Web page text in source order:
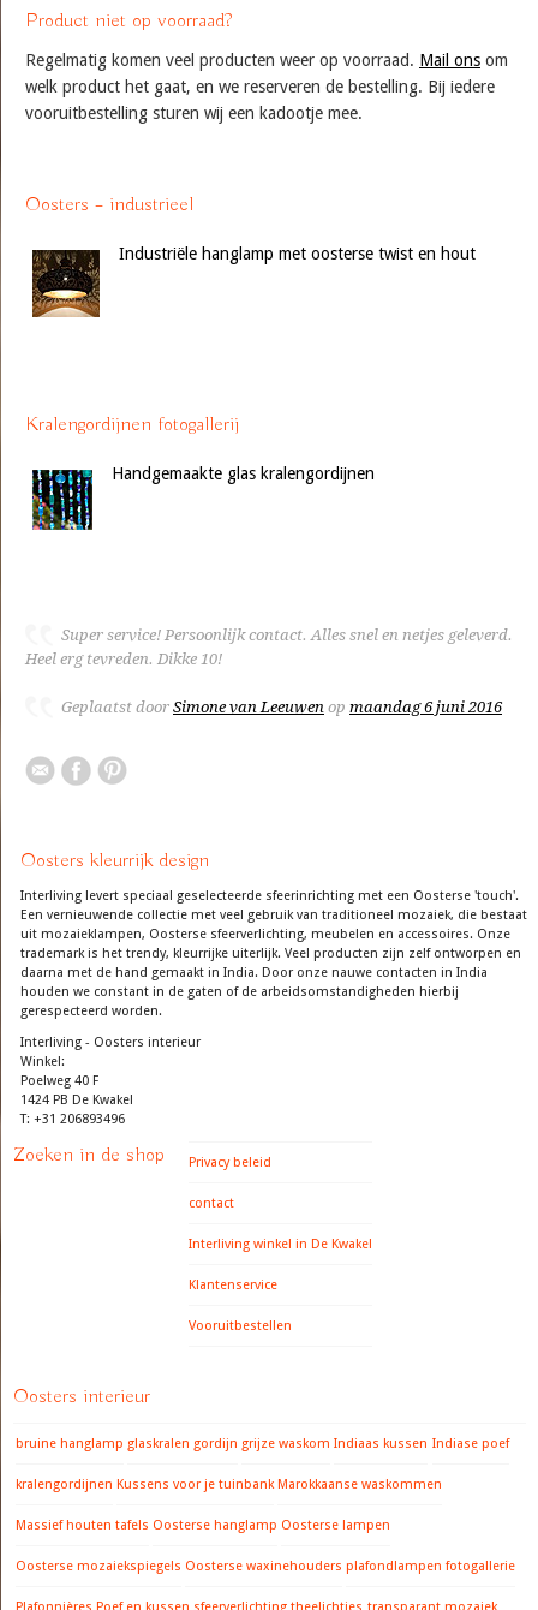
Product niet op voorraad?
Regelmatig komen veel producten weer op voorraad. Mail ons om
welk product het gaat, en we reserveren de bestelling. Bij iedere
vooruitbestelling sturen wij een kadootje mee.
Oosters – industrieel
Industriële hanglamp met oosterse twist en hout
Kralengordijnen fotogallerij
Handgemaakte glas kralengordijnen
Super service! Persoonlijk contact. Alles snel en netjes geleverd.
Heel erg tevreden. Dikke 10!
Geplaatst door Simone van Leeuwen op maandag 6 juni 2016
Oosters kleurrijk design
Interliving levert speciaal geselecteerde sfeerinrichting met een Oosterse 'touch'.
Een vernieuwende collectie met veel gebruik van traditioneel mozaiek, die bestaat
uit mozaieklampen, Oosterse sfeerverlichting, meubelen en accessoires. Onze
trademark is het trendy, kleurrijke uiterlijk. Veel producten zijn zelf ontworpen en
daarna met de hand gemaakt in India. Door onze nauwe contacten in India
houden we constant in de gaten of de arbeidsomstandigheden hierbij
gerespecteerd worden.
Interliving - Oosters interieur
Winkel:
Poelweg 40 F
1424 PB De Kwakel
T: +31 206893496
Zoeken in de shop Privacy beleid
contact
Interliving winkel in De Kwakel
Klantenservice
Vooruitbestellen
Oosters interieur
bruine hanglamp glaskralen gordijn grijze waskom Indiaas kussen Indiase poef
kralengordijnen Kussens voor je tuinbank Marokkaanse waskommen
Massief houten tafels Oosterse hanglamp Oosterse lampen
Oosterse mozaiekspiegels Oosterse waxinehouders plafondlampen fotogallerie
Plafonnières Poef en kussen sfeerverlichting theelichtjes transparant mozaiek